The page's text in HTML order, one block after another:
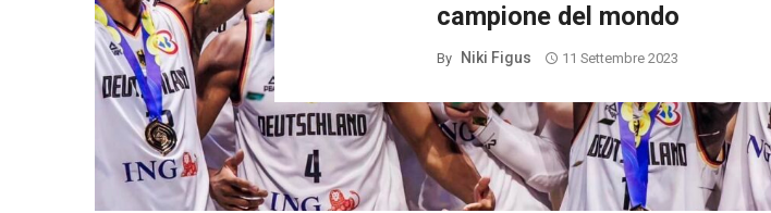
campione del mondo
By Niki Figus 11 Settembre 2023